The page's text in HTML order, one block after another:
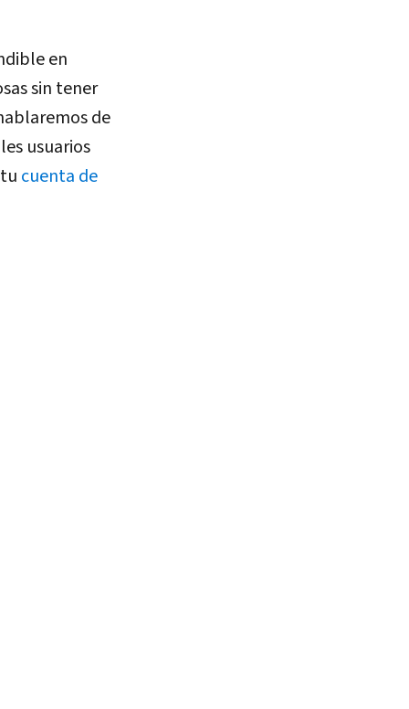
en
sin tener
de
usuarios
cuenta de